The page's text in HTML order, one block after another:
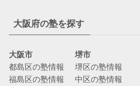
大阪府の塾を探す
大阪市
都島区の塾情報
福島区の塾情報
堺市
堺区の塾情報
中区の塾情報